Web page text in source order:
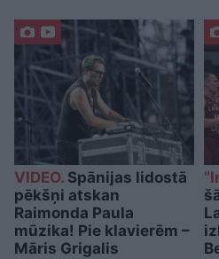
VIDEO. Spānijas lidostā
pēkšņi atskan
Raimonda Paula
mūzika! Pie klavierēm –
Māris Grigalis